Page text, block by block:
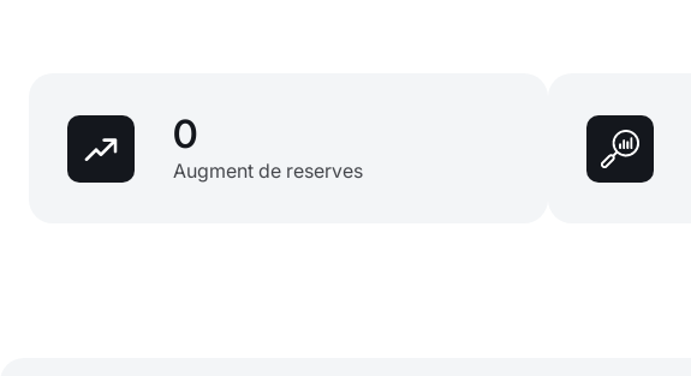
0
Augment de reserves